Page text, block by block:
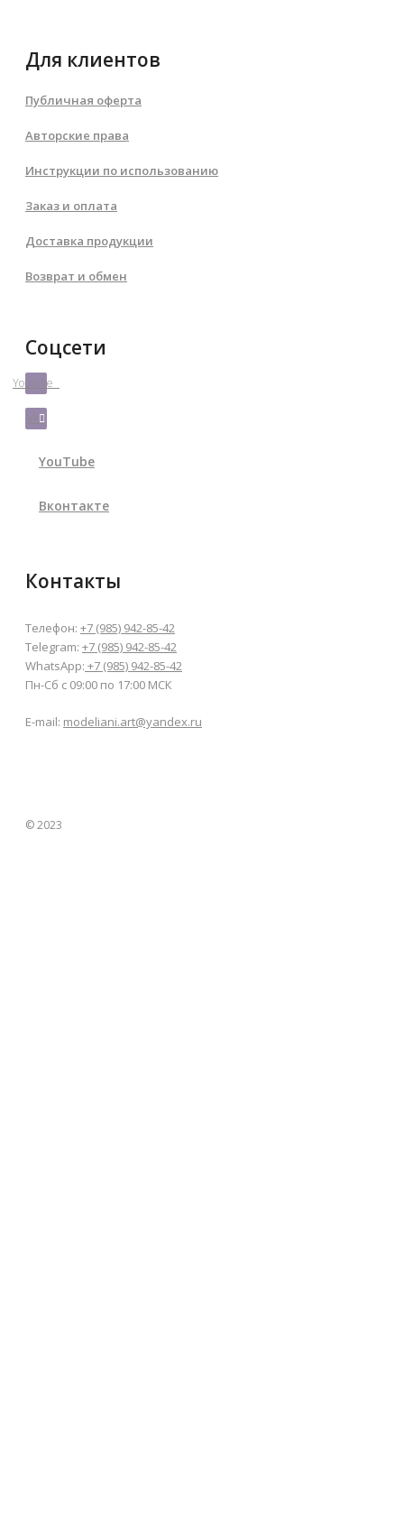
Для клиентов
Публичная оферта
Авторские права
Инструкции по использованию
Заказ и оплата
Доставка продукции
Возврат и обмен
Соцсети
Youtube
Vk
YouTube
Вконтакте
Контакты
Телефон: +7 (985) 942-85-42
Telegram: +7 (985) 942-85-42
WhatsApp: +7 (985) 942-85-42
Пн-Сб с 09:00 по 17:00 МСК
E-mail: modeliani.art@yandex.ru
© 2023